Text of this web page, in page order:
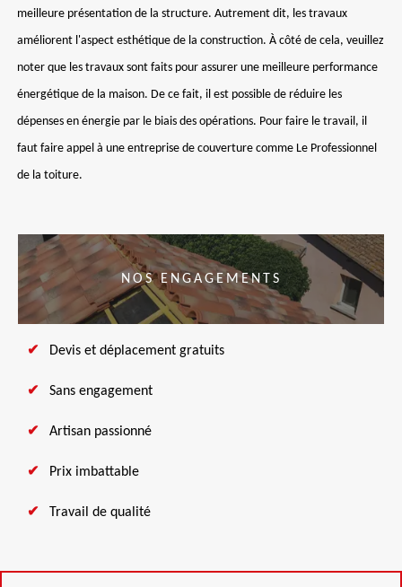
meilleure présentation de la structure. Autrement dit, les travaux
améliorent l'aspect esthétique de la construction. À côté de cela, veuillez
noter que les travaux sont faits pour assurer une meilleure performance
énergétique de la maison. De ce fait, il est possible de réduire les
dépenses en énergie par le biais des opérations. Pour faire le travail, il
faut faire appel à une entreprise de couverture comme Le Professionnel
de la toiture.
NOS ENGAGEMENTS
Devis et déplacement gratuits
Sans engagement
Artisan passionné
Prix imbattable
Travail de qualité